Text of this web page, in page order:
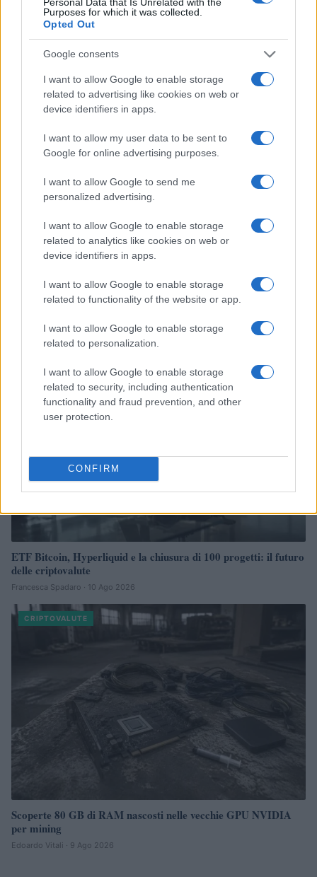
Purposes for which it was collected.
Opted Out
Google consents
I want to allow Google to enable storage
related to advertising like cookies on web or
device identifiers in apps.
I want to allow my user data to be sent to
Google for online advertising purposes.
I want to allow Google to send me
personalized advertising.
I want to allow Google to enable storage
related to analytics like cookies on web or
device identifiers in apps.
I want to allow Google to enable storage
related to functionality of the website or app.
I want to allow Google to enable storage
related to personalization.
I want to allow Google to enable storage
related to security, including authentication
functionality and fraud prevention, and other
user protection.
CONFIRM
Continua a leggere
Hashdex abbandona il mercato degli ETF su Bitcoin spot:
Francesca Spadaro · 10 Ago 2026
ETF Bitcoin, Hyperliquid e la chiusura di 100 progetti: il futuro
delle criptovalute
Francesca Spadaro · 10 Ago 2026
CRIPTOVALUTE
Scoperte 80 GB di RAM nascosti nelle vecchie GPU NVIDIA
per mining
Edoardo Vitali · 9 Ago 2026